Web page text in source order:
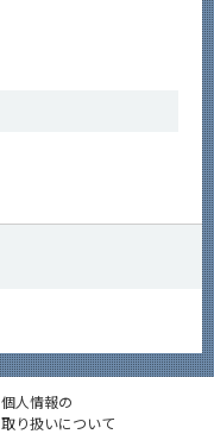
個人情報の
取り扱いについて